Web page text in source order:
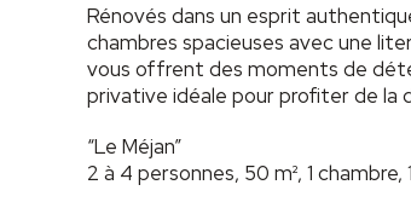
Rénovés dans un esprit
chambres spacieuses avec une
vous offrent des moments de
privative idéale pour profiter de la
“Le Méjan”
2 à 4 personnes, 50 m², 1